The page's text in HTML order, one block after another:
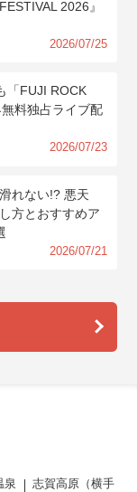
2026』
2026/07/25
「FUJI ROCK
無料独占ライブ配
2026/07/23
れない!? 悪天
方とおすすめア
2026/07/21
泉
志賀高原（横手